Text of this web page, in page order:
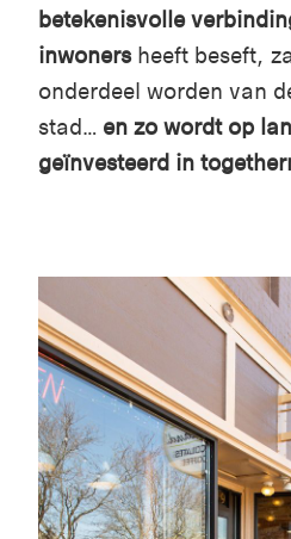
betekenisvolle
inwonersheeft beseft,
onderdeel worden van
stad… en zo wordt op
geïnvesteerd in